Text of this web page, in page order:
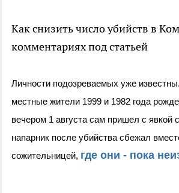
Как снизить число убийств в
комментариях под статьей
Личности подозреваемых уже
местные жители 1999 и 1982 года
вечером 1 августа сам пришел с явкой
напарник после убийства сбежал
сожительницей, где они - пока